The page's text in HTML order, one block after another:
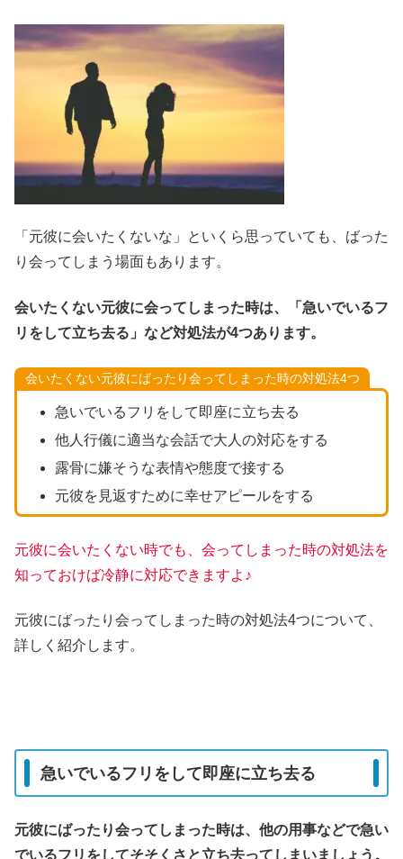
「元彼に会いたくないな」といくら思っていても、ばった
り会ってしまう場面もあります。
会いたくない元彼に会ってしまった時は、「急いでいるフ
リをして立ち去る」など対処法が4つあります。
会いたくない元彼にばったり会ってしまった時の対処法4つ
急いでいるフリをして即座に立ち去る
他人行儀に適当な会話で大人の対応をする
露骨に嫌そうな表情や態度で接する
元彼を見返すために幸せアピールをする
元彼に会いたくない時でも、会ってしまった時の対処法を
知っておけば冷静に対応できますよ♪
元彼にばったり会ってしまった時の対処法4つについて、
詳しく紹介します。
急いでいるフリをして即座に立ち去る
元彼にばったり会ってしまった時は、他の用事などで急い
でいるフリをしてそそくさと立ち去ってしまいましょう。